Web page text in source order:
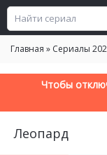
Главная » Сериалы
Чтобы
Леопард